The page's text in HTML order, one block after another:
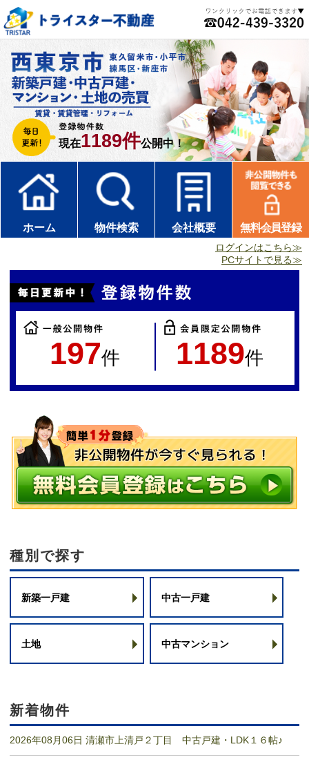
現在1189件公開中！
ホーム 物件検索 会社概要 無料会員登録
ログインはこちら≫
PCサイトで見る≫
197件 1189件
種別で探す
新築一戸建 中古一戸建
土地 中古マンション
新着物件
2026年08月06日 清瀬市上清戸２丁目 中古戸建・LDK１６帖♪